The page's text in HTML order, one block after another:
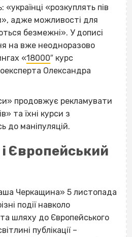
«розкуплять пів
адже можливості для
безмежні». У дописі
на вже неодноразово
«18000″ курс
Олександра
продовжує рекламувати
та їхні курси з
до маніпуляцій.
Європейський
Черкащина» 5 листопада
події навколо
шляху до Європейського
публікації –